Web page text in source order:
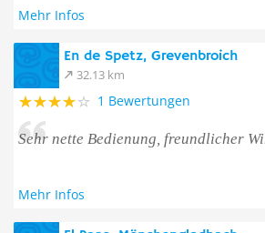
Mehr Infos
En de Spetz, Grevenbroich
32.13 km
1 Bewertungen
Sehr nette Bedienung, freundlicher
Mehr Infos